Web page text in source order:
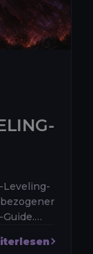
Leveling-